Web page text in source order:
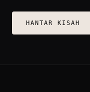
HANTAR KISAH